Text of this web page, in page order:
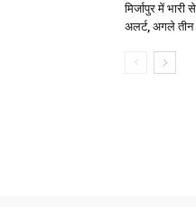
मिर्जापुर में
अलर्ट, अगले तीन